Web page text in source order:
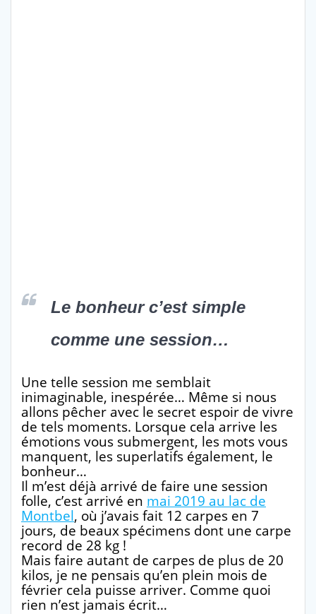
Le bonheur c’est simple
comme une session…
Une telle session me semblait
inimaginable, inespérée… Même si nous
allons pêcher avec le secret espoir de vivre
de tels moments. Lorsque cela arrive les
émotions vous submergent, les mots vous
manquent, les superlatifs également, le
bonheur…
Il m’est déjà arrivé de faire une session
folle, c’est arrivé en mai 2019 au lac de
Montbel, où j’avais fait 12 carpes en 7
jours, de beaux spécimens dont une carpe
record de 28 kg !
Mais faire autant de carpes de plus de 20
kilos, je ne pensais qu’en plein mois de
février cela puisse arriver. Comme quoi
rien n’est jamais écrit…